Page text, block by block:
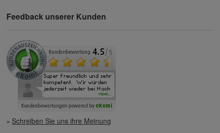
Feedback unserer Kunden
Schreiben Sie uns ihre Meinung